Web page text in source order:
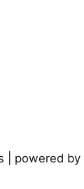
| powered by